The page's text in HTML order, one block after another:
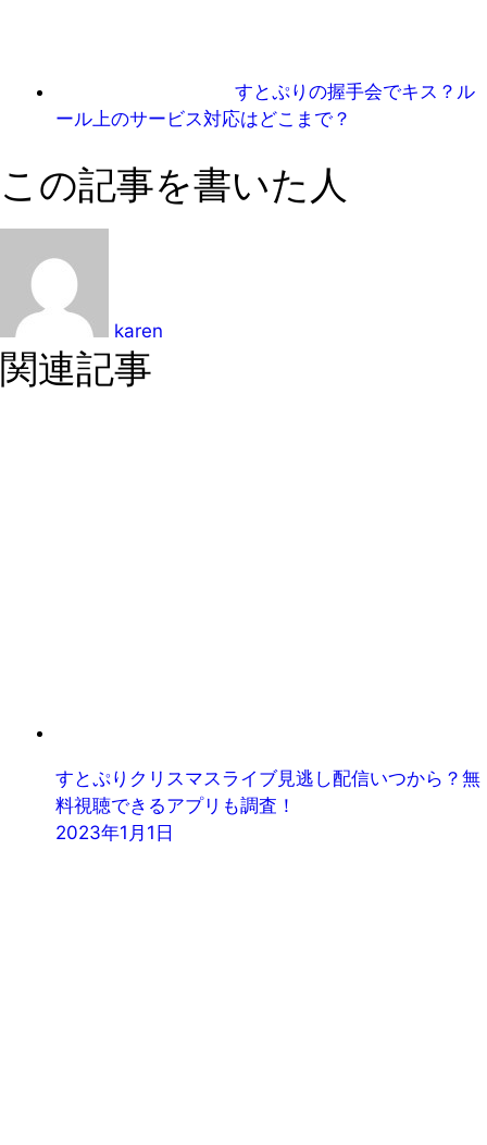
すとぷりの握手会でキス？ル
ール上のサービス対応はどこまで？
この記事を書いた人
karen
関連記事
すとぷりクリスマスライブ見逃し配信いつから？無
料視聴できるアプリも調査！
2023年1月1日